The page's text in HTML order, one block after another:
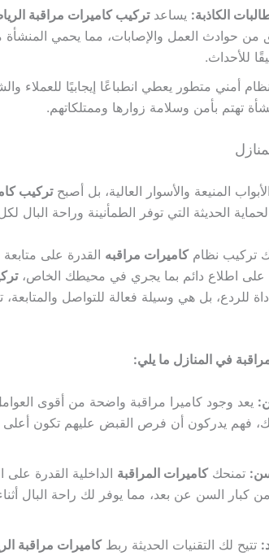
الكاذبة: يساعدتركيب كاميرات مراقبة
من حوادث العمل والإصابات، مما يحمي المنشأة
للأحداث.
أمني متطور يعطي انطباعًا إيجابيًا للعملاء
تهتم بأمن وسلامة زوارها وممتلكاتهم.
المنيعة والأسوار العالية، بل أصبحتركيب
الحديثة التي توفر الطمأنينة وراحة البال
تركيب نظامكاميرات مراقبه القدرة على
على اطلاع دائم بما يجري في محيطك الخاص،
للردع، بل هي وسيلة فعالة للتواصل
في المنازل ما يلي:
يعد وجود كاميرا مراقبة واضحة من أقوى
فهم يدركون أن فرص القبض عليهم تكون أعلى
تمنحككاميرات المراقبة الداخلية القدرة على
كبار السن عن بعد، مما يوفر لك راحة البال
تتيح لك التقنيات الحديثة ربطكاميرات مراقبة